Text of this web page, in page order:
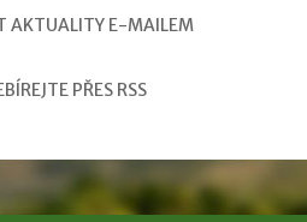
AKTUALITY E-MAILEM
PŘES RSS